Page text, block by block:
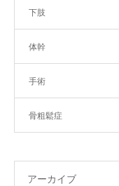
下肢
体幹
手術
骨粗鬆症
アーカイブ